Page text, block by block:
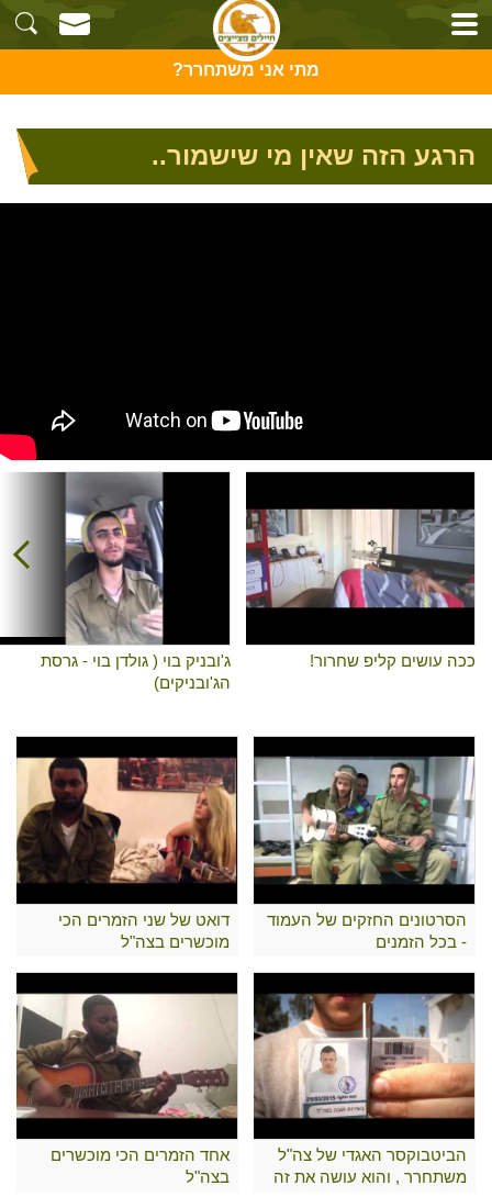
מתי אני משתחרר?
הרגע הזה שאין מי שישמור..
ככה עושים קליפ שחרור!
ג'ובניק בוי ( גולדן בוי - גרסת
הג'ובניקים)
הסרטונים החזקים של העמוד
- בכל הזמנים
דואט של שני הזמרים הכי
מוכשרים בצה"ל
הביטבוקסר האגדי של צה"ל
משתחרר , והוא עושה את זה
אחד הזמרים הכי מוכשרים
בצה"ל